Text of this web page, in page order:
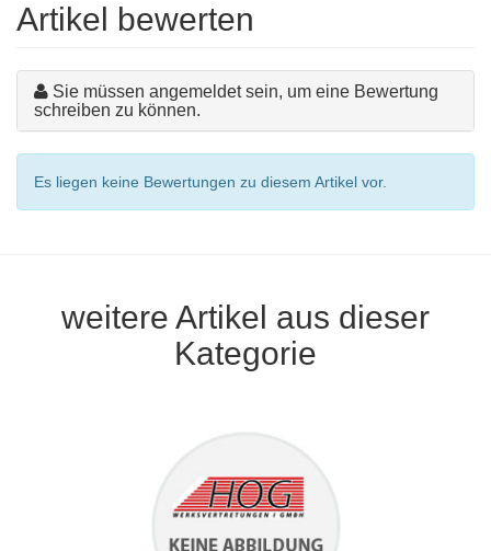
Artikel bewerten
Sie müssen angemeldet sein, um eine Bewertung
schreiben zu können.
Es liegen keine Bewertungen zu diesem Artikel vor.
weitere Artikel aus dieser
Kategorie